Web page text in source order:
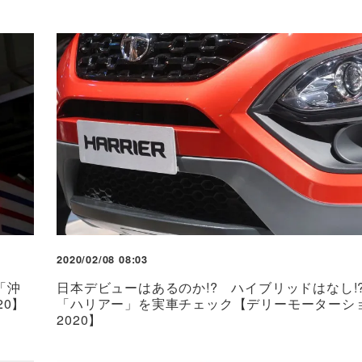
沖
2020/02/08 08:03
日本デビューはあるのか!? ハイブリッドはな
「ハリアー」を実車チェック【デリーモーターシ
2020】